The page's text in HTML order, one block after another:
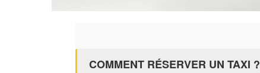
COMMENT RÉSERVER UN TAXI ?